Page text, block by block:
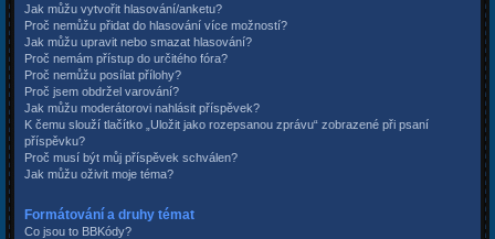
Jak můžu vytvořit hlasování/anketu?
Proč nemůžu přidat do hlasování více možností?
Jak můžu upravit nebo smazat hlasování?
Proč nemám přístup do určitého fóra?
Proč nemůžu posílat přílohy?
Proč jsem obdržel varování?
Jak můžu moderátorovi nahlásit příspěvek?
K čemu slouží tlačítko „Uložit jako rozepsanou zprávu“ zobrazené při psaní
příspěvku?
Proč musí být můj příspěvek schválen?
Jak můžu oživit moje téma?
Formátování a druhy témat
Co jsou to BBKódy?